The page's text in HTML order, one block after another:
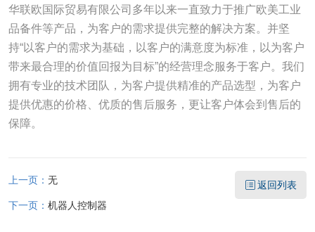
华联欧国际贸易有限公司多年以来一直致力于推广欧美工业
品备件等产品，为客户的需求提供完整的解决方案。并坚
持“以客户的需求为基础，以客户的满意度为标准，以为客户
带来最合理的价值回报为目标”的经营理念服务于客户。我们
拥有专业的技术团队，为客户提供精准的产品选型，为客户
提供优惠的价格、优质的售后服务，更让客户体会到售后的
保障。
上一页： 无
下一页： 机器人控制器
返回列表